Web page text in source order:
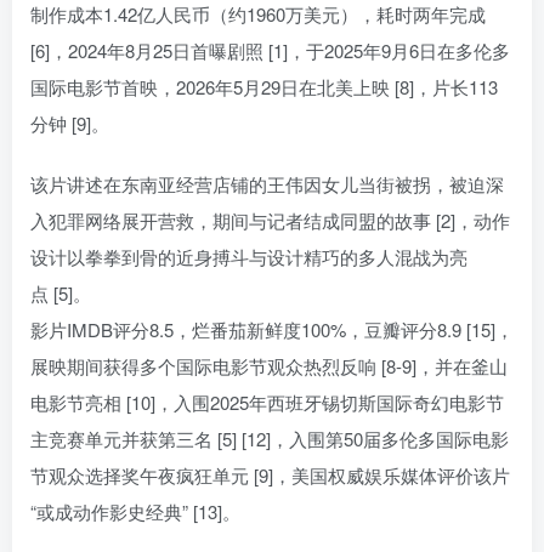
制作成本1.42亿人民币（约1960万美元），耗时两年完成
[6]，2024年8月25日首曝剧照 [1]，于2025年9月6日在多伦多
国际电影节首映，2026年5月29日在北美上映 [8]，片长113
分钟 [9]。
该片讲述在东南亚经营店铺的王伟因女儿当街被拐，被迫深
入犯罪网络展开营救，期间与记者结成同盟的故事 [2]，动作
设计以拳拳到骨的近身搏斗与设计精巧的多人混战为亮
点 [5]。
影片IMDB评分8.5，烂番茄新鲜度100%，豆瓣评分8.9 [15]，
展映期间获得多个国际电影节观众热烈反响 [8-9]，并在釜山
电影节亮相 [10]，入围2025年西班牙锡切斯国际奇幻电影节
主竞赛单元并获第三名 [5] [12]，入围第50届多伦多国际电影
节观众选择奖午夜疯狂单元 [9]，美国权威娱乐媒体评价该片
“或成动作影史经典” [13]。